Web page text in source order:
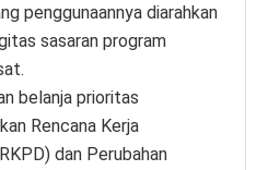
penggunaannya diarahkan
sasaran program
belanja prioritas
Rencana Kerja
dan Perubahan